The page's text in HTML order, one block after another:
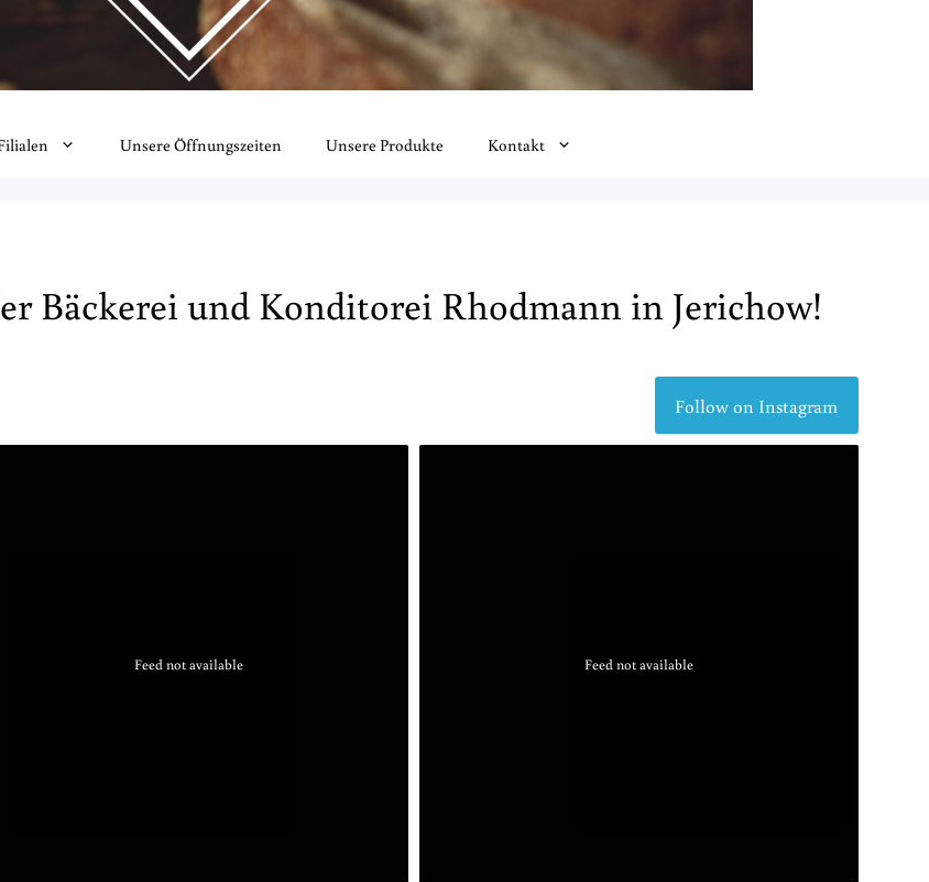
Unsere Öffnungszeiten Unsere Produkte Kontakt
Bäckerei und Konditorei Rhodmann in Jerichow!
Follow on Instagram
Feed not available Feed not available